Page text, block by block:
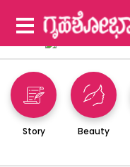
Story Beauty